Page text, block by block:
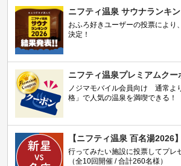
ニフティ温泉 サウナランキ
おふろ好きユーザーの投票により
決定！
ニフティ温泉プレミアムクー
ノジマモバイル会員向け 通常よ
格」で人気の温泉を満喫できる！
【ニフティ温泉 百名湯2026】
行ってみたい施設に投票してプレ
（全10回開催 / 合計260名様）